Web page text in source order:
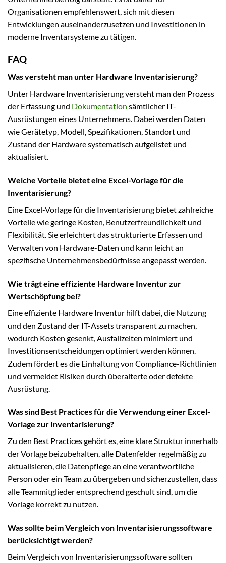
Organisationen empfehlenswert, sich mit diesen
Entwicklungen auseinanderzusetzen und Investitionen in
moderne Inventarsysteme zu tätigen.
FAQ
Was versteht man unter Hardware Inventarisierung?
Unter Hardware Inventarisierung versteht man den Prozess
der Erfassung und Dokumentation sämtlicher IT-
Ausrüstungen eines Unternehmens. Dabei werden Daten
wie Gerätetyp, Modell, Spezifikationen, Standort und
Zustand der Hardware systematisch aufgelistet und
aktualisiert.
Welche Vorteile bietet eine Excel-Vorlage für die
Inventarisierung?
Eine Excel-Vorlage für die Inventarisierung bietet zahlreiche
Vorteile wie geringe Kosten, Benutzerfreundlichkeit und
Flexibilität. Sie erleichtert das strukturierte Erfassen und
Verwalten von Hardware-Daten und kann leicht an
spezifische Unternehmensbedürfnisse angepasst werden.
Wie trägt eine effiziente Hardware Inventur zur
Wertschöpfung bei?
Eine effiziente Hardware Inventur hilft dabei, die Nutzung
und den Zustand der IT-Assets transparent zu machen,
wodurch Kosten gesenkt, Ausfallzeiten minimiert und
Investitionsentscheidungen optimiert werden können.
Zudem fördert es die Einhaltung von Compliance-Richtlinien
und vermeidet Risiken durch überalterte oder defekte
Ausrüstung.
Was sind Best Practices für die Verwendung einer Excel-
Vorlage zur Inventarisierung?
Zu den Best Practices gehört es, eine klare Struktur innerhalb
der Vorlage beizubehalten, alle Datenfelder regelmäßig zu
aktualisieren, die Datenpflege an eine verantwortliche
Person oder ein Team zu übergeben und sicherzustellen, dass
alle Teammitglieder entsprechend geschult sind, um die
Vorlage korrekt zu nutzen.
Was sollte beim Vergleich von Inventarisierungssoftware
berücksichtigt werden?
Beim Vergleich von Inventarisierungssoftware sollten